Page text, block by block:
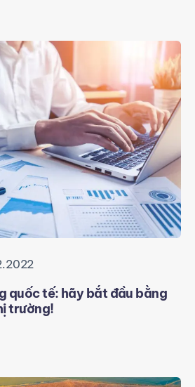
quốc tế: hãy bắt đầu bằng
trường!